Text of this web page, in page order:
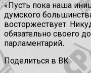
«Пусть пока наша
думского
восторжествует.
обязательно своего
парламентарий.
Поделиться в ВК